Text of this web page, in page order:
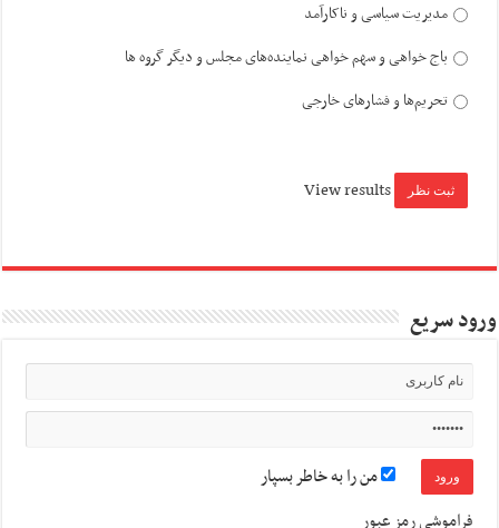
مدیریت سیاسی و ناکارآمد
باج خواهی و سهم خواهی نماینده‌های مجلس و دیگر گروه ها
تحریم‌ها و فشارهای خارجی
View results
ورود سریع
من را به خاطر بسپار
فراموشی رمز عبور